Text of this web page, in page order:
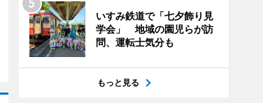
いすみ鉄道で「七夕飾り見
学会」 地域の園児らが訪
問、運転士気分も
もっと見る